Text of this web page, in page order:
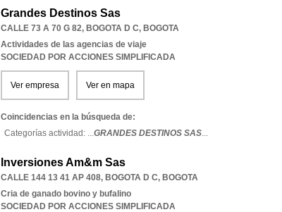
Grandes Destinos Sas
CALLE 73 A 70 G 82, BOGOTA D C, BOGOTA
Actividades de las agencias de viaje
SOCIEDAD POR ACCIONES SIMPLIFICADA
Ver empresa Ver en mapa
Coincidencias en la búsqueda de:
Categorías actividad: ...GRANDES DESTINOS SAS...
Inversiones Am&m Sas
CALLE 144 13 41 AP 408, BOGOTA D C, BOGOTA
Cria de ganado bovino y bufalino
SOCIEDAD POR ACCIONES SIMPLIFICADA